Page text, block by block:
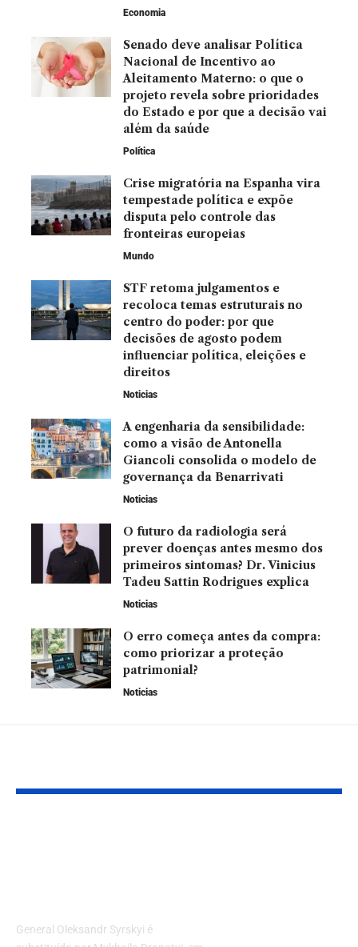
Economia
Senado deve analisar Política
Nacional de Incentivo ao
Aleitamento Materno: o que o
projeto revela sobre prioridades
do Estado e por que a decisão vai
além da saúde
Política
Crise migratória na Espanha vira
tempestade política e expõe
disputa pelo controle das
fronteiras europeias
Mundo
STF retoma julgamentos e
recoloca temas estruturais no
centro do poder: por que
decisões de agosto podem
influenciar política, eleições e
direitos
Noticias
A engenharia da sensibilidade:
como a visão de Antonella
Giancoli consolida o modelo de
governança da Benarrivati
Noticias
O futuro da radiologia será
prever doenças antes mesmo dos
primeiros sintomas? Dr. Vinicius
Tadeu Sattin Rodrigues explica
Noticias
O erro começa antes da compra:
como priorizar a proteção
patrimonial?
Noticias
General Oleksandr Syrskyi é